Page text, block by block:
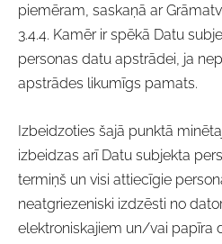
piemēram, saskaņā ar
3.4.4. Kamēr ir spēkā Datu
personas datu apstrādei, ja
apstrādes likumīgs pamats.
Izbeidzoties šajā punktā
izbeidzas arī Datu subjekta
termiņš un visi attiecīgie
neatgriezeniski izdzēsti no
elektroniskajiem un/vai papīra